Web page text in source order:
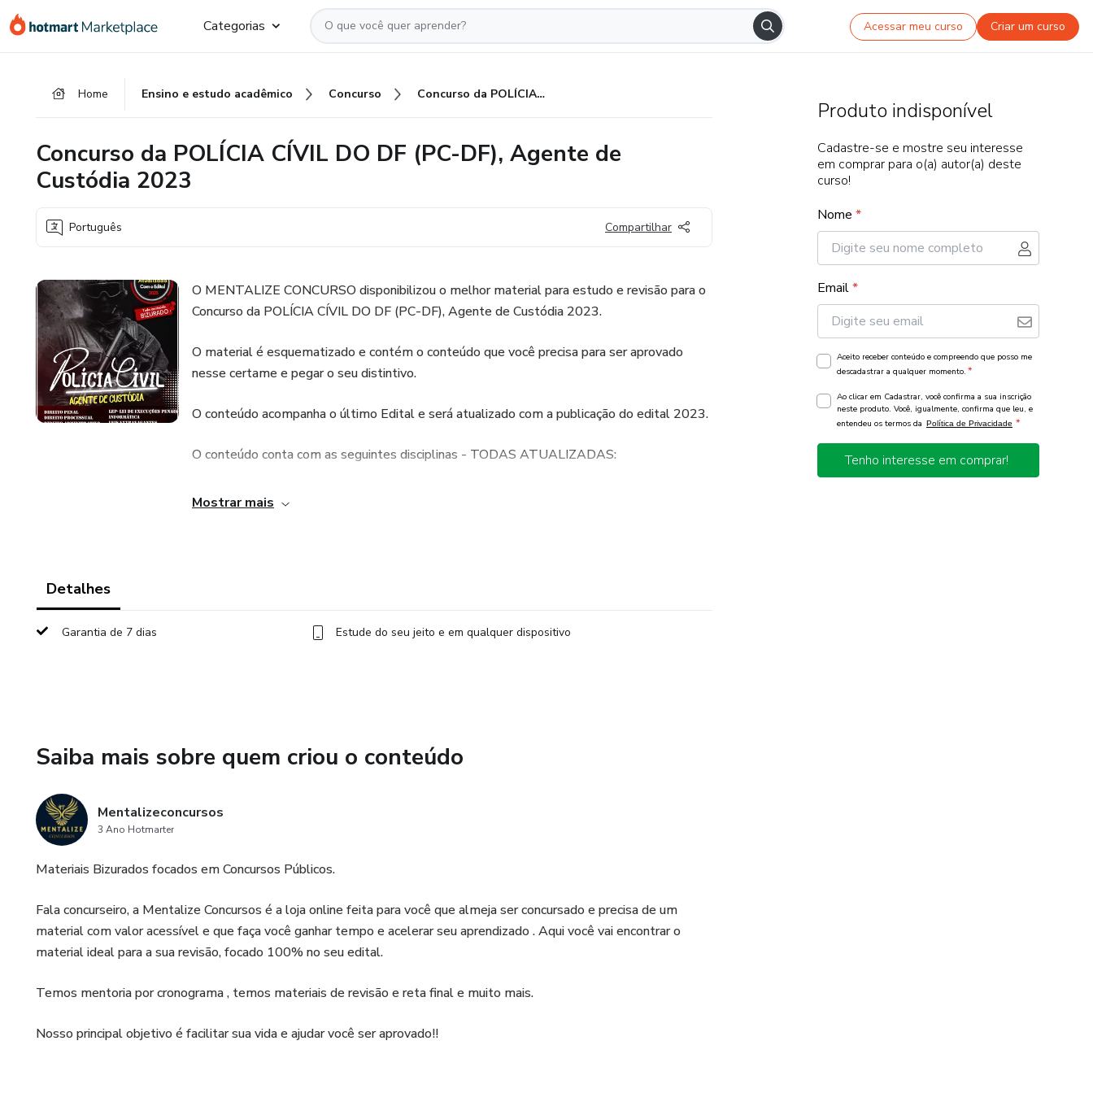
para
para
para
Categorias Acessar meu curso Criar um curso
Home Ensino e estudo acadêmico Concurso Concurso da POLÍCIA CÍVIL DO DF (PC-DF), Agente de Custódia 2023
Concurso da POLÍCIA CÍVIL DO DF (PC-DF), Agente de
Custódia 2023
Português Compartilhar
O MENTALIZE CONCURSO disponibilizou o melhor material para estudo e revisão para o
Concurso da POLÍCIA CÍVIL DO DF (PC-DF), Agente de Custódia 2023.
O material é esquematizado e contém o conteúdo que você precisa para ser aprovado
nesse certame e pegar o seu distintivo.
O conteúdo acompanha o último Edital e será atualizado com a publicação do edital 2023.
O conteúdo conta com as seguintes disciplinas - TODAS ATUALIZADAS:
LEGISLAÇÃO ESPECIFICAS
LEIS EXTRAVAGANTES
SÚMULAS- atualizadas
PORTUGUÊS
REDAÇÃO
RACIOCÍNIO LÓGICO E MATEMÁTICO - RLM.
Mostrar mais
Detalhes
Garantia de 7 dias Estude do seu jeito e em qualquer dispositivo
Saiba mais sobre quem criou o conteúdo
Mentalizeconcursos
3 Ano Hotmarter
Materiais Bizurados focados em Concursos Públicos.
Fala concurseiro, a Mentalize Concursos é a loja online feita para você que almeja ser concursado e precisa de um
material com valor acessível e que faça você ganhar tempo e acelerar seu aprendizado . Aqui você vai encontrar o
material ideal para a sua revisão, focado 100% no seu edital.
Temos mentoria por cronograma , temos materiais de revisão e reta final e muito mais.
Nosso principal objetivo é facilitar sua vida e ajudar você ser aprovado!!
Produto indisponível
Cadastre-se e mostre seu interesse
em comprar para o(a) autor(a) deste
curso!
Nome *
Email*
Aceito receber conteúdo e compreendo que posso me
descadastrar a qualquer momento. *
Ao clicar em Cadastrar, você confirma a sua inscrição
neste produto. Você, igualmente, confirma que leu, e
entendeu os termos da Política de Privacidade *
Tenho interesse em comprar!